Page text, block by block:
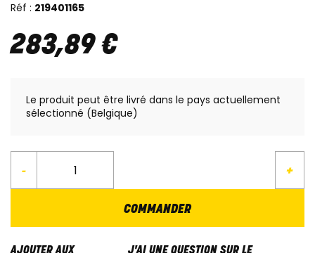
Réf : 219401165
283,89€
Le produit peut être livré dans le pays actuellement
sélectionné (Belgique)
- +
COMMANDER